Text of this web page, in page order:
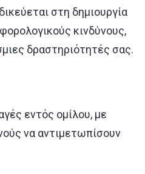
στη δημιουργία
κινδύνους,
δραστηριότητές σας.
εντός ομίλου, με
να αντιμετωπίσουν